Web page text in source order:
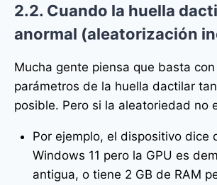
2.2. Cuando la huella
anormal (aleatorización
Mucha gente piensa que basta
parámetros de la huella dactilar
posible. Pero si la aleatoriedad no
Por ejemplo, el dispositivo dice
Windows 11 pero la GPU es
antigua, o tiene 2 GB de RAM